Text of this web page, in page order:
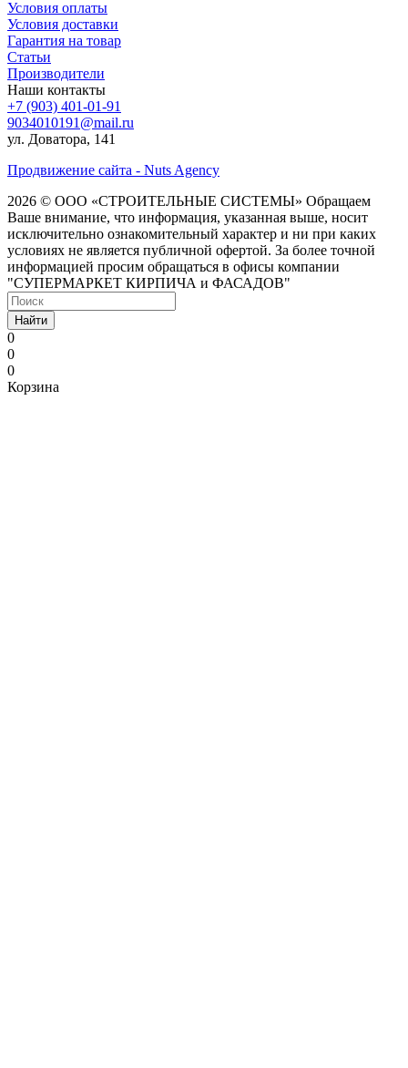
Условия оплаты
Условия доставки
Гарантия на товар
Статьи
Производители
Наши контакты
+7 (903) 401-01-91
9034010191@mail.ru
ул. Доватора, 141
Продвижение сайта - Nuts Agency
2026 © ООО «СТРОИТЕЛЬНЫЕ СИСТЕМЫ» Обращаем
Ваше внимание, что информация, указанная выше, носит
исключительно ознакомительный характер и ни при каких
условиях не является публичной офертой. За более точной
информацией просим обращаться в офисы компании
"СУПЕРМАРКЕТ КИРПИЧА и ФАСАДОВ"
Найти
0
0
0
Корзина